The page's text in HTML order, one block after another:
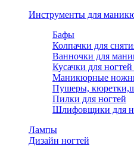
Инструменты для
Бафы
Колпачки для
Ванночки для
Кусачки для
Маникюрные
Пушеры,
Пилки для ногтей
Шлифовщики для
Лампы
Дизайн ногтей